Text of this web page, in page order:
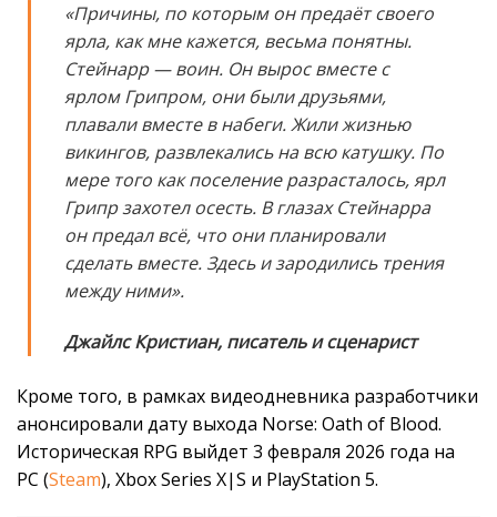
«Причины, по которым он предаёт своего
ярла, как мне кажется, весьма понятны.
Стейнарр — воин. Он вырос вместе с
ярлом Грипром, они были друзьями,
плавали вместе в набеги. Жили жизнью
викингов, развлекались на всю катушку. По
мере того как поселение разрасталось, ярл
Грипр захотел осесть. В глазах Стейнарра
он предал всё, что они планировали
сделать вместе. Здесь и зародились трения
между ними».
Джайлс Кристиан, писатель и сценарист
Кроме того, в рамках видеодневника разработчики
анонсировали дату выхода Norse: Oath of Blood.
Историческая RPG выйдет 3 февраля 2026 года на
PC (Steam), Xbox Series X|S и PlayStation 5.